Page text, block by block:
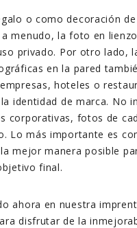
o como decoración
menudo, la foto en
privado. Por otro lado,
en la pared
hoteles o
identidad de marca. No
corporativas, fotos de
Lo más importante es
mejor manera posible
final.
ahora en nuestra
disfrutar de la